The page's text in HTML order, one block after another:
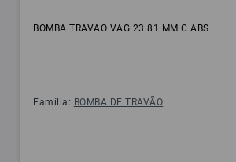
BOMBA TRAVAO VAG 23 81 MM C ABS
Família: BOMBA DE TRAVÃO